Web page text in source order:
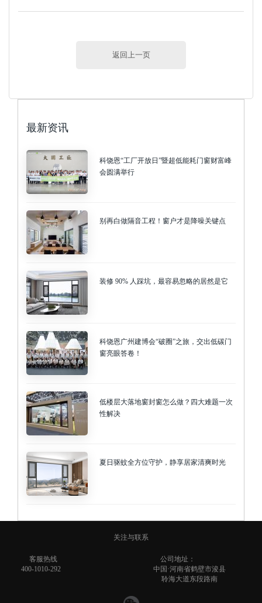
返回上一页
最新资讯
科饶恩“工厂开放日”暨超低能耗门窗财富峰
会圆满举行
别再白做隔音工程！窗户才是降噪关键点
装修 90% 人踩坑，最容易忽略的居然是它
科饶恩广州建博会“破圈”之旅，交出低碳门
窗亮眼答卷！
低楼层大落地窗封窗怎么做？四大难题一次
性解决
夏日驱蚊全方位守护，静享居家清爽时光
关注与联系
客服热线
400-1010-292
公司地址：
中国·河南省鹤壁市浚县
聆海大道东段路南